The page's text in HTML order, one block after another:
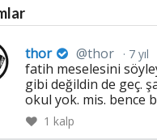
thor @thor 7 yıl
fatih meselesini
gibi değildin de geç.
okul yok. mis. bence
1 kalp